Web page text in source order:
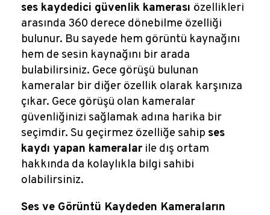
ses kaydedici güvenlik kamerası özellikleri
arasında 360 derece dönebilme özelliği
bulunur. Bu sayede hem görüntü kaynağını
hem de sesin kaynağını bir arada
bulabilirsiniz. Gece görüşü bulunan
kameralar bir diğer özellik olarak karşınıza
çıkar. Gece görüşü olan kameralar
güvenliğinizi sağlamak adına harika bir
seçimdir. Su geçirmez özelliğe sahip ses
kaydı yapan kameralar ile dış ortam
hakkında da kolaylıkla bilgi sahibi
olabilirsiniz.
Ses ve Görüntü Kaydeden Kameraların